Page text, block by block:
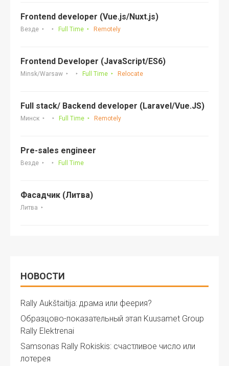
Frontend developer (Vue.js/Nuxt.js)
Везде Full Time Remotely
Frontend Developer (JavaScript/ES6)
Minsk/Warsaw Full Time Relocate
Full stack/ Backend developer (Laravel/Vue.JS)
Минск Full Time Remotely
Pre-sales engineer
Везде Full Time
Фасадчик (Литва)
Литва
НОВОСТИ
Rally Aukštaitija: драма или феерия?
Образцово-показательный этап Kuusamet Group
Rally Elektrenai
Samsonas Rally Rokiskis: счастливое число или
лотерея